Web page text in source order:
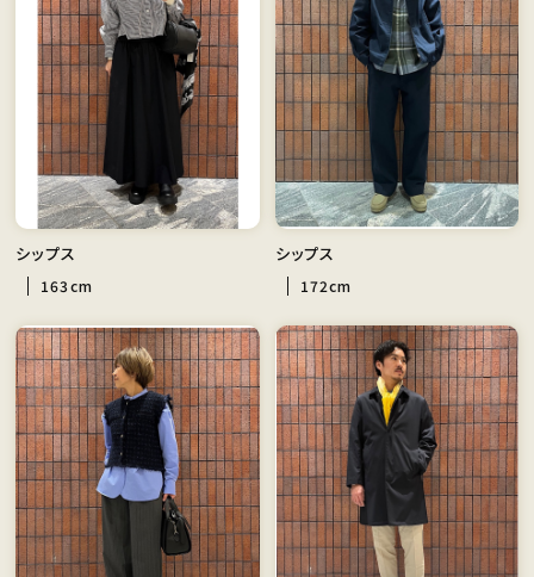
シップス
163cm
シップス
172cm